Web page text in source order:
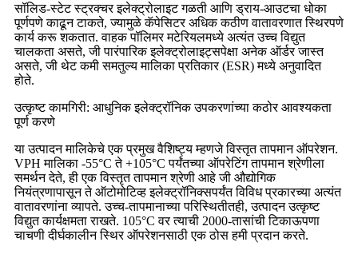
सॉलिड-स्टेट स्ट्रक्चर इलेक्ट्रोलाइट गळती आणि ड्राय-आउटचा धोका
पूर्णपणे काढून टाकते, ज्यामुळे कॅपेसिटर अधिक कठीण वातावरणात स्थिरपणे
कार्य करू शकतात. वाहक पॉलिमर मटेरियलमध्ये अत्यंत उच्च विद्युत
चालकता असते, जी पारंपारिक इलेक्ट्रोलाइट्सपेक्षा अनेक ऑर्डर जास्त
असते, जी थेट कमी समतुल्य मालिका प्रतिकार (ESR) मध्ये अनुवादित
होते.
उत्कृष्ट कामगिरी: आधुनिक इलेक्ट्रॉनिक उपकरणांच्या कठोर आवश्यकता
पूर्ण करणे
या उत्पादन मालिकेचे एक प्रमुख वैशिष्ट्य म्हणजे विस्तृत तापमान ऑपरेशन.
VPH मालिका -55°C ते +105°C पर्यंतच्या ऑपरेटिंग तापमान श्रेणीला
समर्थन देते, ही एक विस्तृत तापमान श्रेणी आहे जी औद्योगिक
नियंत्रणापासून ते ऑटोमोटिव्ह इलेक्ट्रॉनिक्सपर्यंत विविध प्रकारच्या अत्यंत
वातावरणांना व्यापते. उच्च-तापमानाच्या परिस्थितीतही, उत्पादन उत्कृष्ट
विद्युत कार्यक्षमता राखते. 105°C वर त्याची 2000-तासांची टिकाऊपणा
चाचणी दीर्घकालीन स्थिर ऑपरेशनसाठी एक ठोस हमी प्रदान करते.